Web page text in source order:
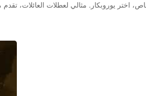
اختر يوروبكار. مثالي لعطلات العائلات،